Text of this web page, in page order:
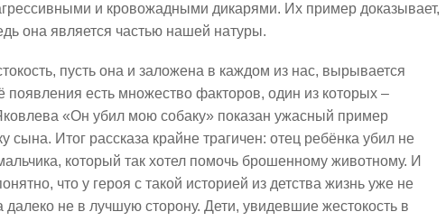
и кровожадными дикарями. Их пример доказывает,
она является частью нашей натуры.
пусть она и заложена в каждом из нас, вырывается
появления есть множество факторов, один из которых –
«Он убил мою собаку» показан ужасный пример
сына. Итог рассказа крайне трагичен: отец ребёнка убил не
который так хотел помочь брошенному животному. И
что у героя с такой историей из детства жизнь уже не
далеко не в лучшую сторону. Дети, увидевшие жестокость в